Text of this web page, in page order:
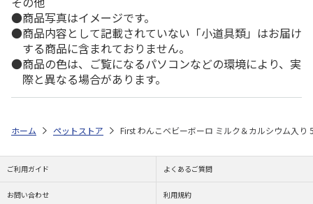
商品写真はイメージです。
商品内容として記載されていない「小道具類」はお届け
する商品に含まれておりません。
商品の色は、ご覧になるパソコンなどの環境により、実
際と異なる場合があります。
ホーム ペットストア First わんこベビーボーロ ミルク＆カルシウム入り
ご利用ガイド よくあるご質問
お問い合わせ 利用規約